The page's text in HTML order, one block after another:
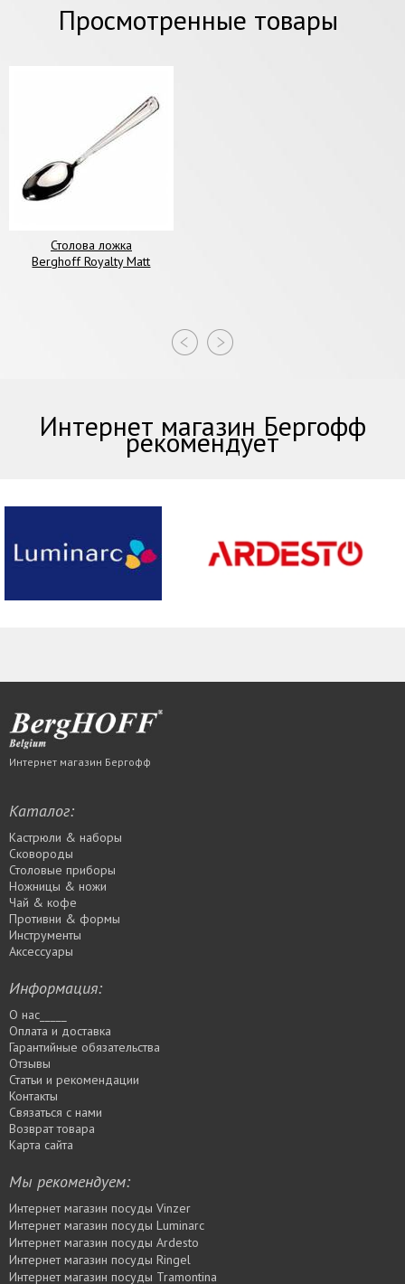
Просмотренные товары
Столова ложка
Berghoff Royalty Matt
Интернет магазин Бергофф
рекомендует
Интернет магазин Бергофф
Каталог:
Кастрюли & наборы
Сковороды
Столовые приборы
Ножницы & ножи
Чай & кофе
Противни & формы
Инструменты
Аксессуары
Информация:
О нас_____
Оплата и доставка
Гарантийные обязательства
Отзывы
Статьи и рекомендации
Контакты
Связаться с нами
Возврат товара
Карта сайта
Мы рекомендуем:
Интернет магазин посуды Vinzer
Интернет магазин посуды Luminarc
Интернет магазин посуды Ardesto
Интернет магазин посуды Rіngel
Интернет магазин посуды Tramontina